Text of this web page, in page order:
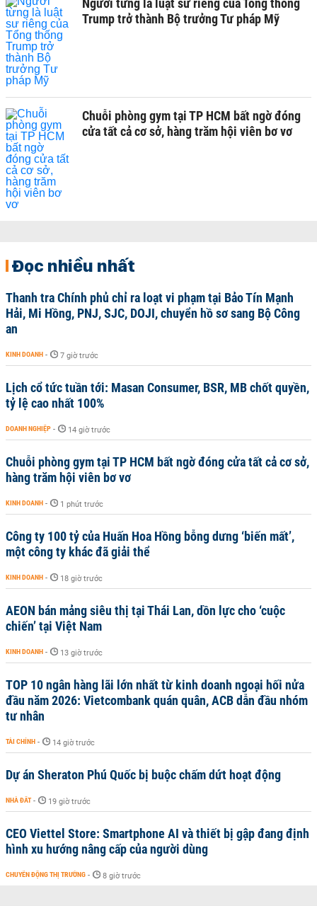
Người từng là luật sư riêng của Tổng thống
Trump trở thành Bộ trưởng Tư pháp Mỹ
Chuỗi phòng gym tại TP HCM bất ngờ đóng
cửa tất cả cơ sở, hàng trăm hội viên bơ vơ
Đọc nhiều nhất
Thanh tra Chính phủ chỉ ra loạt vi phạm tại Bảo Tín Mạnh
Hải, Mi Hồng, PNJ, SJC, DOJI, chuyển hồ sơ sang Bộ Công
an
KINH DOANH - 7 giờ trước
Lịch cổ tức tuần tới: Masan Consumer, BSR, MB chốt quyền,
tỷ lệ cao nhất 100%
DOANH NGHIỆP - 14 giờ trước
Chuỗi phòng gym tại TP HCM bất ngờ đóng cửa tất cả cơ sở,
hàng trăm hội viên bơ vơ
KINH DOANH - 1 phút trước
Công ty 100 tỷ của Huấn Hoa Hồng bỗng dưng ‘biến mất’,
một công ty khác đã giải thể
KINH DOANH - 18 giờ trước
AEON bán mảng siêu thị tại Thái Lan, dồn lực cho ‘cuộc
chiến’ tại Việt Nam
KINH DOANH - 13 giờ trước
TOP 10 ngân hàng lãi lớn nhất từ kinh doanh ngoại hối nửa
đầu năm 2026: Vietcombank quán quân, ACB dẫn đầu nhóm
tư nhân
TÀI CHÍNH - 14 giờ trước
Dự án Sheraton Phú Quốc bị buộc chấm dứt hoạt động
NHÀ ĐẤT - 19 giờ trước
CEO Viettel Store: Smartphone AI và thiết bị gập đang định
hình xu hướng nâng cấp của người dùng
CHUYỂN ĐỘNG THỊ TRƯỜNG - 8 giờ trước